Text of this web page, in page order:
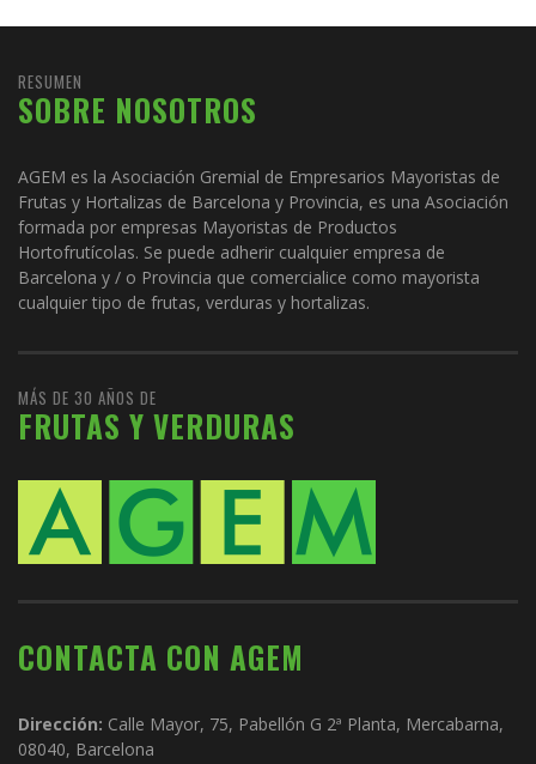
RESUMEN
SOBRE NOSOTROS
AGEM es la Asociación Gremial de Empresarios Mayoristas de
Frutas y Hortalizas de Barcelona y Provincia, es una Asociación
formada por empresas Mayoristas de Productos
Hortofrutícolas. Se puede adherir cualquier empresa de
Barcelona y / o Provincia que comercialice como mayorista
cualquier tipo de frutas, verduras y hortalizas.
MÁS DE 30 AÑOS DE
FRUTAS Y VERDURAS
CONTACTA CON AGEM
Dirección: Calle Mayor, 75, Pabellón G 2ª Planta, Mercabarna,
08040, Barcelona